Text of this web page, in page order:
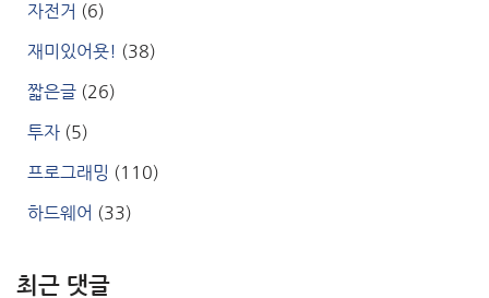
자전거 (6)
재미있어욧! (38)
짧은글 (26)
투자 (5)
프로그래밍 (110)
하드웨어 (33)
최근 댓글